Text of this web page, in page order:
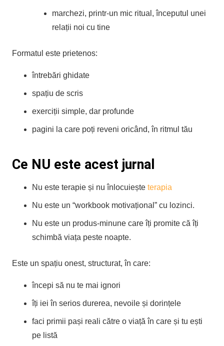
marchezi, printr-un mic ritual, începutul unei
relații noi cu tine
Formatul este prietenos:
întrebări ghidate
spațiu de scris
exerciții simple, dar profunde
pagini la care poți reveni oricând, în ritmul tău
Ce NU este acest jurnal
Nu este terapie și nu înlocuiește terapia
Nu este un “workbook motivațional” cu lozinci.
Nu este un produs-minune care îți promite că îți
schimbă viața peste noapte.
Este un spațiu onest, structurat, în care:
începi să nu te mai ignori
îți iei în serios durerea, nevoile și dorințele
faci primii pași reali către o viață în care și tu ești
pe listă